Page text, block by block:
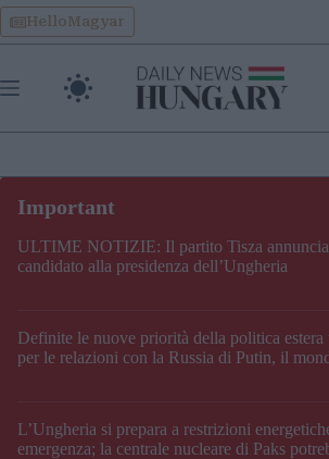
Skip
to
content
HelloMagyar
ULTIME NOTIZIE: Il partito Tisza
candidato alla presidenza dell’Ungheria
Definite le nuove priorità della politica estera
per le relazioni con la Russia di Putin, il
L’Ungheria si prepara a restrizioni
emergenza; la centrale nucleare di Paks